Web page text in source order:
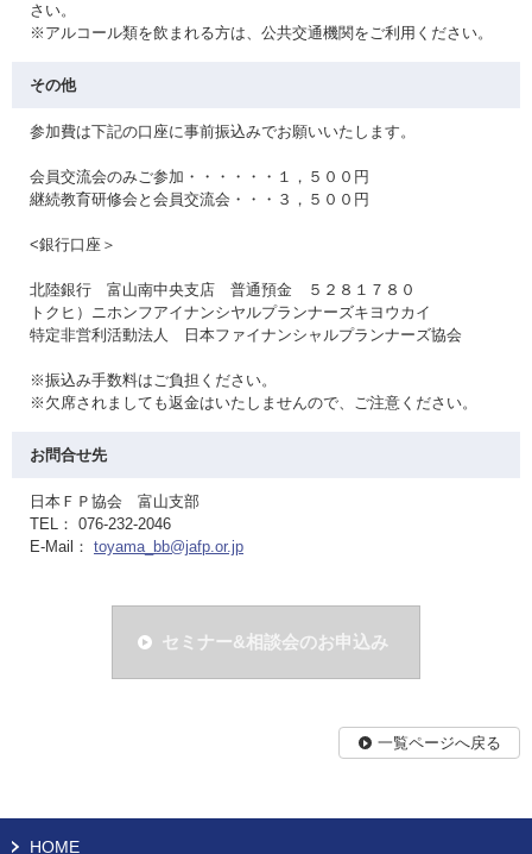
さい。
※アルコール類を飲まれる方は、公共交通機関をご利用ください。
その他
参加費は下記の口座に事前振込みでお願いいたします。
会員交流会のみご参加・・・・・・１，５００円
継続教育研修会と会員交流会・・・３，５００円
<銀行口座＞
北陸銀行 富山南中央支店 普通預金 ５２８１７８０
トクヒ）ニホンフアイナンシヤルプランナーズキヨウカイ
特定非営利活動法人 日本ファイナンシャルプランナーズ協会
※振込み手数料はご負担ください。
※欠席されましても返金はいたしませんので、ご注意ください。
お問合せ先
日本ＦＰ協会 富山支部
TEL： 076-232-2046
E-Mail： toyama_bb@jafp.or.jp
セミナー&相談会のお申込み
一覧ページへ戻る
HOME